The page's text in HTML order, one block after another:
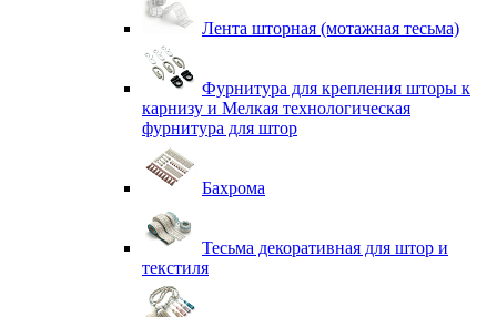
Лента шторная (мотажная тесьма)
Фурнитура для крепления шторы к
карнизу и Мелкая технологическая
фурнитура для штор
Бахрома
Тесьма декоративная для штор и
текстиля